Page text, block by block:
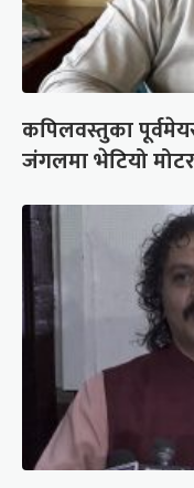
कपिलवस्तुका
जंगलमा भेटियो